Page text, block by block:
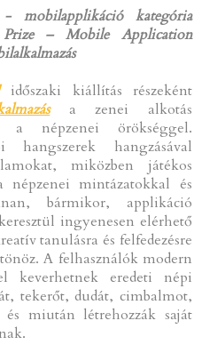
mobilapplikáció kategória
– Mobile Application
időszaki kiállítás részeként
a zenei alkotás
népzenei örökséggel.
hangszerek hangzásával
miközben játékos
népzenei mintázatokkal és
bármikor, applikáció
ingyenesen elérhető
tanulásra és felfedezésre
A felhasználók modern
keverhetnek eredeti népi
tekerőt, dudát, cimbalmot,
miután létrehozzák saját